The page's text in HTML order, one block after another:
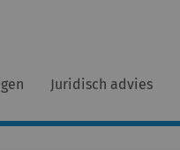
Juridisch advies